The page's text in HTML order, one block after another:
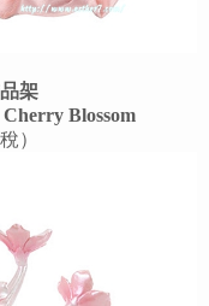
架
Blossom
）